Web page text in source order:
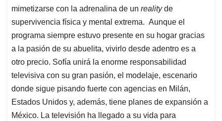
mimetizarse con la adrenalina de un realityde
supervivencia física y mental extrema. Aunque el
programa siempre estuvo presente en su hogar gracias
a la pasión de su abuelita, vivirlo desde adentro es a
otro precio. Sofía unirá la enorme responsabilidad
televisiva con su gran pasión, el modelaje, escenario
donde sigue pisando fuerte con agencias en Milán,
Estados Unidos y, además, tiene planes de expansión a
México. La televisión ha llegado a su vida para